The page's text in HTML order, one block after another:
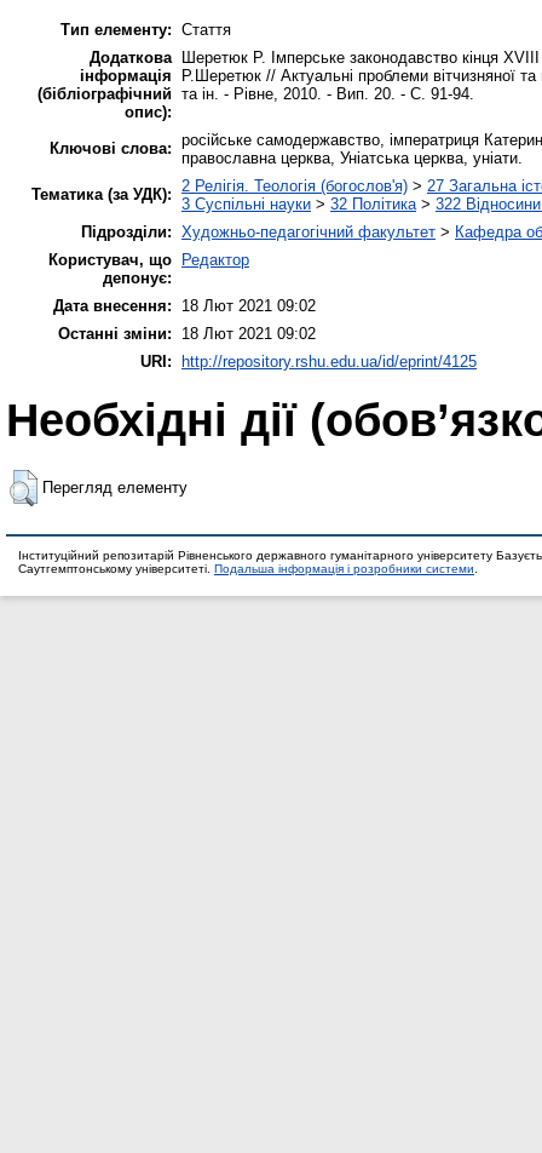
Тип елементу: Стаття
Додаткова
інформація
(бібліографічний
опис):
Шеретюк Р. Імперське законодавство кінця
Р.Шеретюк // Актуальні проблеми вітчизняної
та ін. - Рівне, 2010. - Вип. 20. - С. 91-94.
Ключові слова: російське самодержавство, імператриця
православна церква, Уніатська церква, уніати.
Тематика (за УДК):
2 Релігія. Теологія (богослов'я) > 27 Загальна
3 Суспільні науки > 32 Політика > 322
Підрозділи: Художньо-педагогічний факультет > Кафедра
Користувач, що
депонує:
Редактор
Дата внесення:
18 Лют 2021 09:02
Останні зміни:
18 Лют 2021 09:02
URI:
http://repository.rshu.edu.ua/id/eprint/4125
Необхідні дії
Перегляд елементу
Інституційний репозитарій Рівненського державного гуманітарного університету
Саутгемптонському університеті. Подальша інформація і розробники системи